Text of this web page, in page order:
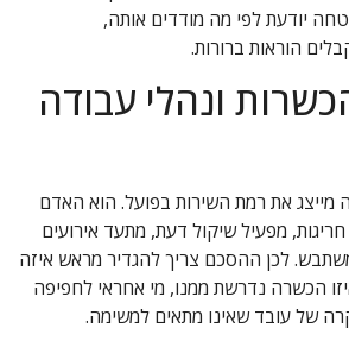
יודעת לפי מה מודדים אותה,
הוראות ברורות.
ונהלי עבודה
את רמת השירות בפועל. הוא האדם
מפעיל שיקול דעת, מתעד אירועים
לכן ההסכם צריך להגדיר מראש איזה
הכשרה נדרשת ממנו, מי אחראי לחפיפה
של עובד שאינו מתאים למשימה.